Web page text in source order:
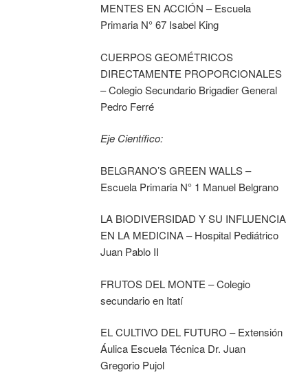
MENTES EN ACCIÓN – Escuela
Primaria N° 67 Isabel King
CUERPOS GEOMÉTRICOS
DIRECTAMENTE PROPORCIONALES
– Colegio Secundario Brigadier General
Pedro Ferré
Eje Científico:
BELGRANO’S GREEN WALLS –
Escuela Primaria N° 1 Manuel Belgrano
LA BIODIVERSIDAD Y SU INFLUENCIA
EN LA MEDICINA – Hospital Pediátrico
Juan Pablo II
FRUTOS DEL MONTE – Colegio
secundario en Itatí
EL CULTIVO DEL FUTURO – Extensión
Áulica Escuela Técnica Dr. Juan
Gregorio Pujol